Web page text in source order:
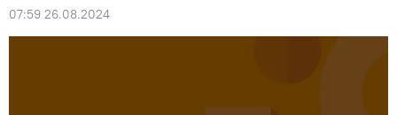
07:59 26.08.2024